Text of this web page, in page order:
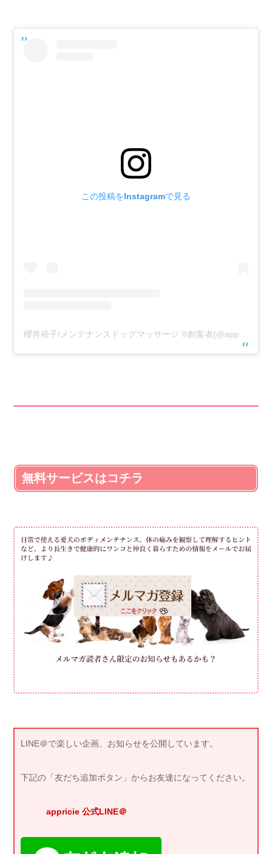
この投稿をInstagramで見る
無料サービスはコチラ
LINE＠で楽しい企画、お知らせを公開しています。
下記の「友だち追加ボタン」からお友達になってください。
appricie 公式LINE＠